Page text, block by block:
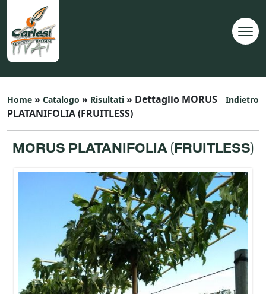
Indietro
Home » Catalogo » Risultati » Dettaglio MORUS
PLATANIFOLIA (FRUITLESS)
MORUS PLATANIFOLIA (FRUITLESS)